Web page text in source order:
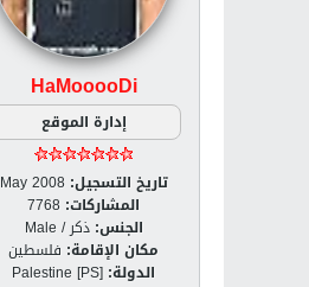
HaMooooDi
إدارة الموقع
تاريخ التسجيل: May 2008
المشاركات: 7768
الجنس: ذكر / Male
مكان الإقامة: فلسطين
الدولة: Palestine [PS]